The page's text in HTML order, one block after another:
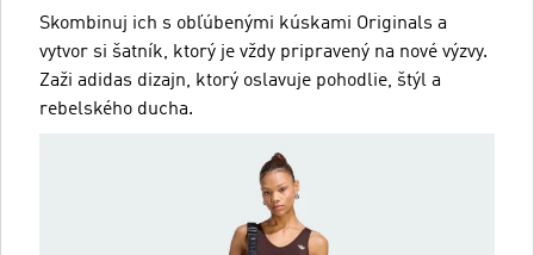
Skombinuj ich s obľúbenými kúskami Originals a
vytvor si šatník, ktorý je vždy pripravený na nové výzvy.
Zaži adidas dizajn, ktorý oslavuje pohodlie, štýl a
rebelského ducha.